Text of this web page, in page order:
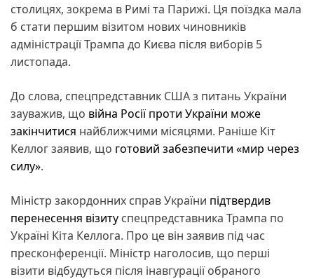
столицях, зокрема в Римі та Парижі. Ця поїздка мала
б стати першим візитом нових чиновників
адміністрації Трампа до Києва після виборів 5
листопада.
До слова, спецпредставник США з питань України
зауважив, що війна Росії проти України може
закінчитися найближчими місяцями. Раніше Кіт
Келлог заявив, що готовий забезпечити «мир через
силу».
Міністр закордонних справ України підтвердив
перенесення візиту спецпредставника Трампа по
Україні Кіта Келлога. Про це він заявив під час
пресконференції. Міністр наголосив, що перші
візити відбудуться після інавгурації обраного